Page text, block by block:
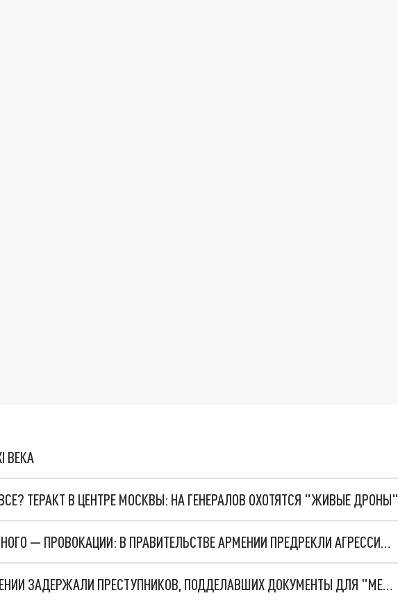
ВЕКА
ТЕРАКТ В ЦЕНТРЕ МОСКВЫ: НА ГЕНЕРАЛОВ ОХОТЯТСЯ "ЖИВЫЕ ДРОНЫ"
НИЧЕГО УДИВИТЕЛЬНОГО — ПРОВОКАЦИИ: В ПРАВИТЕЛЬСТВЕ АРМЕНИИ ПРЕДРЕКЛИ АГРЕССИЮ БАКУ
СПЕЦСЛУЖБЫ АРМЕНИИ ЗАДЕРЖАЛИ ПРЕСТУПНИКОВ, ПОДДЕЛАВШИХ ДОКУМЕНТЫ ДЛЯ "МЕЧТАЮЩИХ" УЕХАТЬ В США